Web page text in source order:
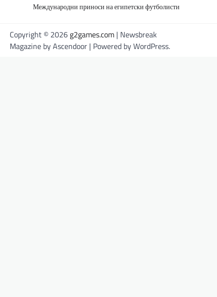
Международни приноси на египетски футболисти
Copyright © 2026 g2games.com | Newsbreak
Magazine byAscendoor | Powered byWordPress.